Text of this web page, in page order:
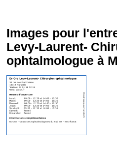
Images pour
Levy-Laurent-
ophtalmologue à